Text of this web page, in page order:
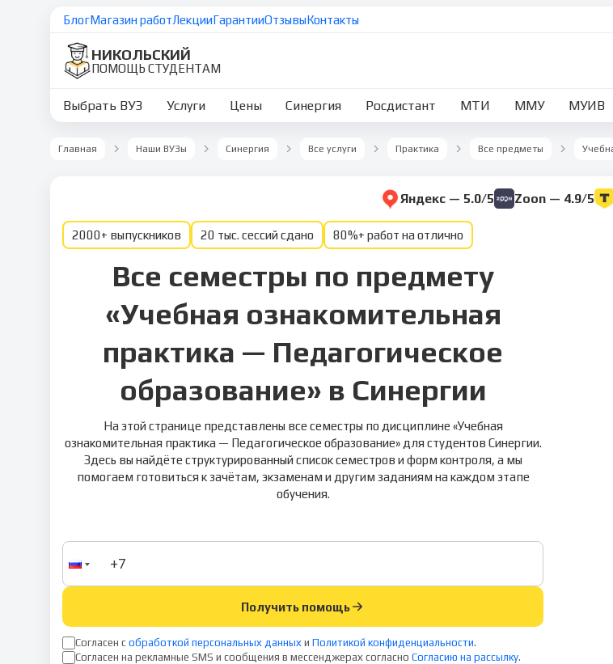
БлогМагазин работЛекцииГарантииОтзывыКонтакты
НИКОЛЬСКИЙ
ПОМОЩЬ СТУДЕНТАМ
Выбрать ВУЗ Услуги Цены Синергия Росдистант МТИ ММУ МУИВ
Главная Наши ВУЗы Синергия Все услуги Практика Все предметы
Яндекс — 5.0/5 Zoon — 4.9/5
2000+ выпускников 20 тыс. сессий сдано 80%+ работ на отлично
Все семестры по предмету
«Учебная ознакомительная
практика — Педагогическое
образование» в Синергии
На этой странице представлены все семестры по дисциплине «Учебная
ознакомительная практика — Педагогическое образование» для студентов Синергии.
Здесь вы найдёте структурированный список семестров и форм контроля, а мы
помогаем готовиться к зачётам, экзаменам и другим заданиям на каждом этапе
обучения.
Получить помощь
Согласен с обработкой персональных данных и Политикой конфиденциальности.
Согласен на рекламные SMS и сообщения в мессенджерах согласно Согласию на рассылку.